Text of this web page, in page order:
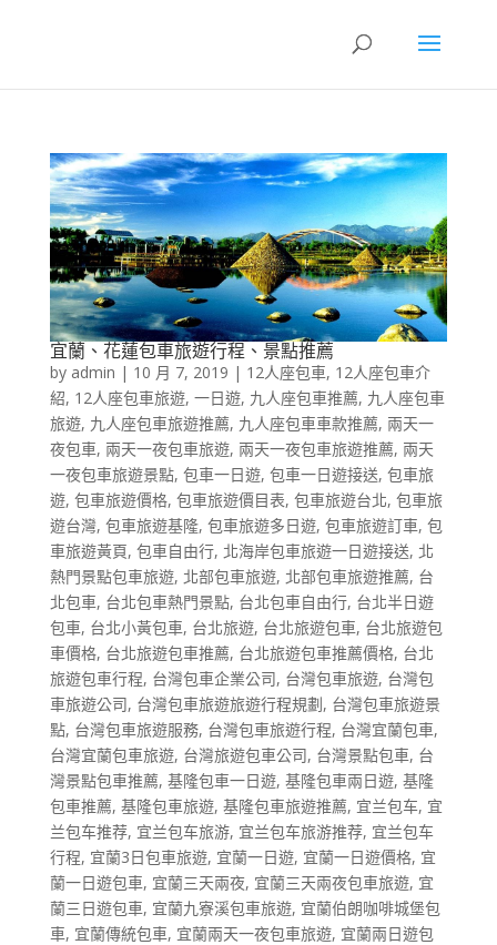
宜蘭、花蓮包車旅遊行程、景點推薦
by admin | 10 月 7, 2019 | 12人座包車, 12人座包車介
紹, 12人座包車旅遊, 一日遊, 九人座包車推薦, 九人座包車
旅遊, 九人座包車旅遊推薦, 九人座包車車款推薦, 兩天一
夜包車, 兩天一夜包車旅遊, 兩天一夜包車旅遊推薦, 兩天
一夜包車旅遊景點, 包車一日遊, 包車一日遊接送, 包車旅
遊, 包車旅遊價格, 包車旅遊價目表, 包車旅遊台北, 包車旅
遊台灣, 包車旅遊基隆, 包車旅遊多日遊, 包車旅遊訂車, 包
車旅遊黃頁, 包車自由行, 北海岸包車旅遊一日遊接送, 北
熱門景點包車旅遊, 北部包車旅遊, 北部包車旅遊推薦, 台
北包車, 台北包車熱門景點, 台北包車自由行, 台北半日遊
包車, 台北小黃包車, 台北旅遊, 台北旅遊包車, 台北旅遊包
車價格, 台北旅遊包車推薦, 台北旅遊包車推薦價格, 台北
旅遊包車行程, 台灣包車企業公司, 台灣包車旅遊, 台灣包
車旅遊公司, 台灣包車旅遊旅遊行程規劃, 台灣包車旅遊景
點, 台灣包車旅遊服務, 台灣包車旅遊行程, 台灣宜蘭包車,
台灣宜蘭包車旅遊, 台灣旅遊包車公司, 台灣景點包車, 台
灣景點包車推薦, 基隆包車一日遊, 基隆包車兩日遊, 基隆
包車推薦, 基隆包車旅遊, 基隆包車旅遊推薦, 宜兰包车, 宜
兰包车推荐, 宜兰包车旅游, 宜兰包车旅游推荐, 宜兰包车
行程, 宜蘭3日包車旅遊, 宜蘭一日遊, 宜蘭一日遊價格, 宜
蘭一日遊包車, 宜蘭三天兩夜, 宜蘭三天兩夜包車旅遊, 宜
蘭三日遊包車, 宜蘭九寮溪包車旅遊, 宜蘭伯朗咖啡城堡包
車, 宜蘭傳統包車, 宜蘭兩天一夜包車旅遊, 宜蘭兩日遊包